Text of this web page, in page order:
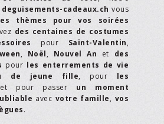
deguisements-cadeaux.ch vous
thèmes pour vos soirées
des centaines de costumes
pour Saint-Valentin,
, Noël, Nouvel An et des
pour les enterrements de vie
de jeune fille, pour les
pour passer un moment
avec votre famille, vos
.